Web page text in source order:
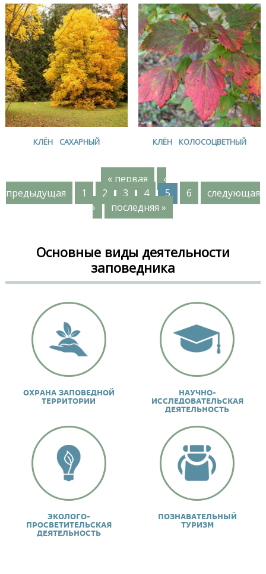
КЛЁН САХАРНЫЙ КЛЁН КОЛОСОЦВЕТНЫЙ
С
н
« первая
‹
предыдущая
1 2 3 4 5 6
следующая
›
последняя »
Основные виды деятельности
заповедника
ОХРАНА ЗАПОВЕДНОЙ
ТЕРРИТОРИИ
НАУЧНО-
ИССЛЕДОВАТЕЛЬСКАЯ
ДЕЯТЕЛЬНОСТЬ
ЭКОЛОГО-
ПРОСВЕТИТЕЛЬСКАЯ
ДЕЯТЕЛЬНОСТЬ
ПОЗНАВАТЕЛЬНЫЙ
ТУРИЗМ